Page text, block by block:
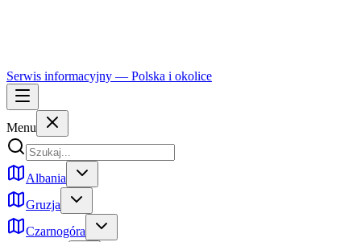
Serwis informacyjny — Polska i okolice
Menu
Albania
Gruzja
Czarnogóra